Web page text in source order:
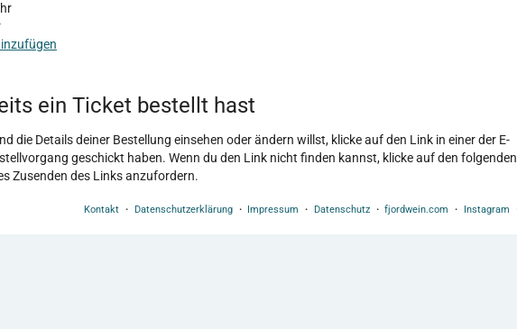
ein Ticket bestellt hast
die Details deiner Bestellung einsehen oder ändern willst, klicke auf den Link in einer der E-
geschickt haben. Wenn du den Link nicht finden kannst, klicke auf den folgenden
Zusenden des Links anzufordern.
Kontakt Datenschutzerklärung Impressum Datenschutz fjordwein.com Instagram